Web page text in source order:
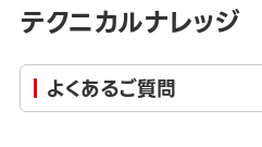
テクニカルナレッジ
よくあるご質問